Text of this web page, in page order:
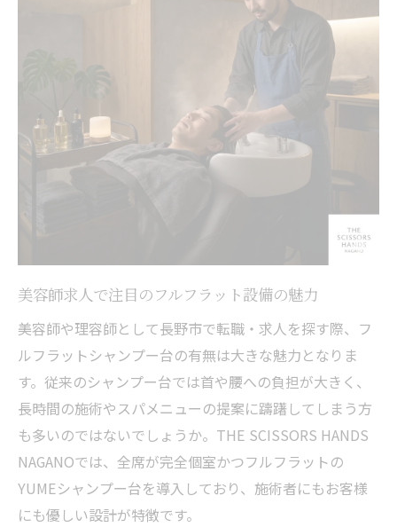
美容師求人で注目のフルフラット設備の魅力
美容師や理容師として長野市で転職・求人を探す際、フ
ルフラットシャンプー台の有無は大きな魅力となりま
す。従来のシャンプー台では首や腰への負担が大きく、
長時間の施術やスパメニューの提案に躊躇してしまう方
も多いのではないでしょうか。THE SCISSORS HANDS
NAGANOでは、全席が完全個室かつフルフラットの
YUMEシャンプー台を導入しており、施術者にもお客様
にも優しい設計が特徴です。